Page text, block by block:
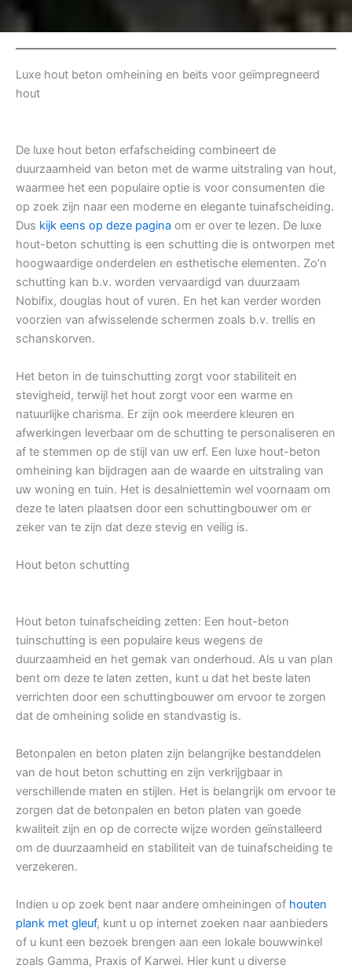
Luxe hout beton omheining en beits voor geïmpregneerd
hout
De luxe hout beton erfafscheiding combineert de
duurzaamheid van beton met de warme uitstraling van hout,
waarmee het een populaire optie is voor consumenten die
op zoek zijn naar een moderne en elegante tuinafscheiding.
Dus kijk eens op deze pagina om er over te lezen. De luxe
hout-beton schutting is een schutting die is ontworpen met
hoogwaardige onderdelen en esthetische elementen. Zo’n
schutting kan b.v. worden vervaardigd van duurzaam
Nobifix, douglas hout of vuren. En het kan verder worden
voorzien van afwisselende schermen zoals b.v. trellis en
schanskorven.
Het beton in de tuinschutting zorgt voor stabiliteit en
stevigheid, terwijl het hout zorgt voor een warme en
natuurlijke charisma. Er zijn ook meerdere kleuren en
afwerkingen leverbaar om de schutting te personaliseren en
af te stemmen op de stijl van uw erf. Een luxe hout-beton
omheining kan bijdragen aan de waarde en uitstraling van
uw woning en tuin. Het is desalniettemin wel voornaam om
deze te laten plaatsen door een schuttingbouwer om er
zeker van te zijn dat deze stevig en veilig is.
Hout beton schutting
Hout beton tuinafscheiding zetten: Een hout-beton
tuinschutting is een populaire keus wegens de
duurzaamheid en het gemak van onderhoud. Als u van plan
bent om deze te laten zetten, kunt u dat het beste laten
verrichten door een schuttingbouwer om ervoor te zorgen
dat de omheining solide en standvastig is.
Betonpalen en beton platen zijn belangrijke bestanddelen
van de hout beton schutting en zijn verkrijgbaar in
verschillende maten en stijlen. Het is belangrijk om ervoor te
zorgen dat de betonpalen en beton platen van goede
kwaliteit zijn en op de correcte wijze worden geïnstalleerd
om de duurzaamheid en stabiliteit van de tuinafscheiding te
verzekeren.
Indien u op zoek bent naar andere omheiningen of houten
plank met gleuf, kunt u op internet zoeken naar aanbieders
of u kunt een bezoek brengen aan een lokale bouwwinkel
zoals Gamma, Praxis of Karwei. Hier kunt u diverse